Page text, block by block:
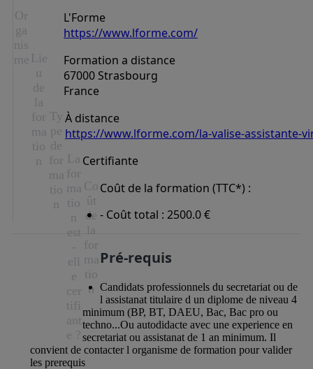
Or
ga
nis
me
L'Forme
https://www.lforme.com/
Lie
u
de
la
for
ma
tio
n
Formation a distance
67000 Strasbourg
France
Ty
pe
de
for
ma
tio
n
À distance
https://www.lforme.com/la-valise-assistante-
La
for
ma
tio
n
est
-
ell
e
cer
tifi
ant
e ?
Certifiante
Co
ût
de
la
for
ma
tio
n
Coût de la formation (TTC*) :
- Coût total : 2500.0 €
Pré-requis
Candidats professionnels du secretariat ou de
l assistanat titulaire d un diplome de niveau 4
minimum (BP, BT, DAEU, Bac, Bac pro ou
techno...Ou autodidacte avec une experience en
secretariat ou assistanat de 1 an minimum. Il
convient de contacter l organisme de formation pour valider
les prerequis